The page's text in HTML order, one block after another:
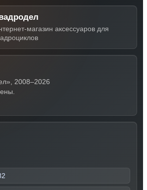
магазин аксессуаров для
2008–2026